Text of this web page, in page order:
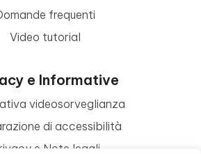
frequenti
Video tutorial
e Informative
videosorveglianza
di accessibilità
e Note legali